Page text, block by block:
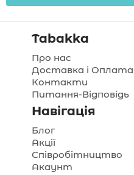
Tabakka
Про нас
Доставка і Оплата
Контакти
Питання-Відповідь
Навігація
Блог
Акції
Співробітництво
Акаунт